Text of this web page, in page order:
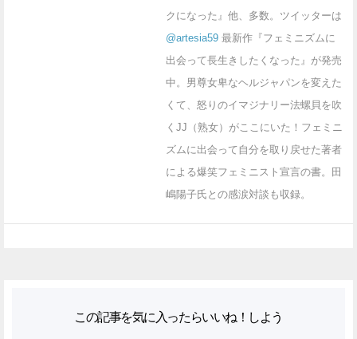
クになった』他、多数。ツイッターは
@artesia59 最新作『フェミニズムに
出会って長生きしたくなった』が発売
中。男尊女卑なヘルジャパンを変えた
くて、怒りのイマジナリー法螺貝を吹
くJJ（熟女）がここにいた！フェミニ
ズムに出会って自分を取り戻せた著者
による爆笑フェミニスト宣言の書。田
嶋陽子氏との感涙対談も収録。
この記事を気に入ったらいいね！しよう